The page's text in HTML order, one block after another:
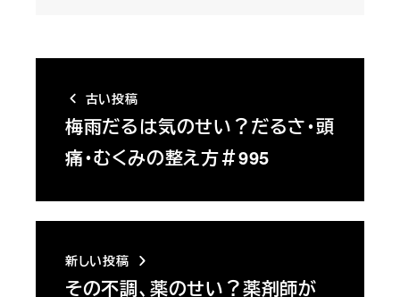
古い投稿
梅雨だるは気のせい？だるさ・頭
痛・むくみの整え方＃995
新しい投稿
その不調、薬のせい？薬剤師が